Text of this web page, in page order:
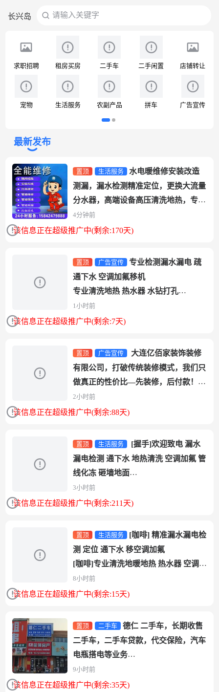
长兴岛 请输入关键字
求职招聘 租房买房 二手车 二手闲置 店铺转让
宠物 生活服务 农副产品 拼车 广告宣传
最新发布
置顶 生活服务
水电暖维修安装改造
测漏，漏水检测精准定位，更换大流量
分水器，高端设备高压清洗地热，专干
各种疑难杂症问题，疏通马桶下水管
道！燃气...
4分钟前
该信息正在超级推广中(剩余:170天)
置顶 广告宣传
专业检测漏水漏电 疏
通下水 空调加氟移机
专业清洗地热 热水器 水钻打孔
专业阳台窗边漏水 防水 管线化冻
电话13...
1小时前
该信息正在超级推广中(剩余:7天)
置顶 广告宣传
有限公司，打破传统装修模式，我们只
做真正的性价比—先装修，后付款！没
有隐形消费！100%自有工人...
2小时前
该信息正在超级推广中(剩余:88天)
置顶 生活服务
漏电检测 通下水 地热清洗 空调加氟 管
线化冻 砸墙地面
1 专业技术室内外精准漏水...
3小时前
该信息正在超级推广中(剩余:211天)
置顶 生活服务
[咖啡] 精准漏水漏电检
测 定位 通下水 移空调加氟
[咖啡]专业清洗地暖地热 热水器 空调
加氟 移机 水钻打孔
[咖...
8小时前
该信息正在超级推广中(剩余:15天)
置顶 二手车
德仁 二手车，长期收售
二手车，二手车贷款，代交保险，汽车
电瓶搭电等业务
地址：长兴岛三堂街 明珠家园306号，
红绿灯十字路口 ...
9小时前
该信息正在超级推广中(剩余:35天)